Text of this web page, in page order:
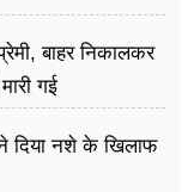
बाहर निकालकर
गई
दिया नशे के खिलाफ